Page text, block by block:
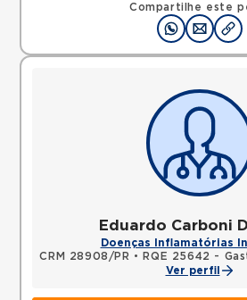
Compartilhe este
Eduardo Carboni
Doenças Inflamatórias
CRM 28908/PR • RQE 25642 -
Ver perfil